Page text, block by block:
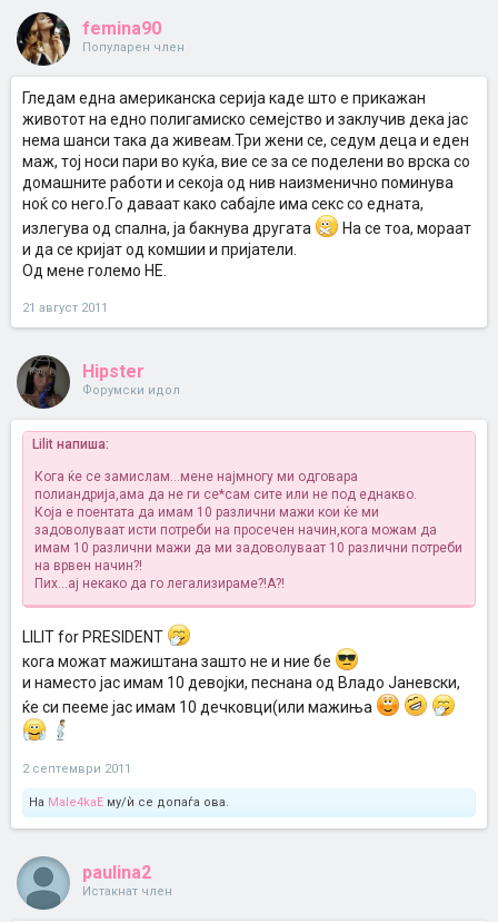
femina90
Популарен член
Гледам една американска серија каде што е прикажан
животот на едно полигамиско семејство и заклучив дека јас
нема шанси така да живеам.Три жени се, седум деца и еден
маж, тој носи пари во куќа, вие се за се поделени во врска со
домашните работи и секоја од нив наизменично поминува
ноќ со него.Го даваат како сабајле има секс со едната,
излегува од спална, ја бакнува другата
На се тоа, мораат
и да се кријат од комшии и пријатели.
Од мене големо НЕ.
21 август 2011
Hipster
Форумски идол
Lilit напиша:
Кога ќе се замислам...мене најмногу ми одговара
полиандрија,ама да не ги се*сам сите или не под еднакво.
Која е поентата да имам 10 различни мажи кои ќе ми
задоволуваат исти потреби на просечен начин,кога можам да
имам 10 различни мажи да ми задоволуваат 10 различни потреби
на врвен начин?!
Пих...ај некако да го легализираме?!А?!
LILIT for PRESIDENT
кога можат мажиштана зашто не и ние бе
и наместо јас имам 10 девојки, песнана од Владо Јаневски,
ќе си пееме јас имам 10 дечковци(или мажиња
2 септември 2011
На Male4kaE му/ѝ се допаѓа ова.
paulina2
Истакнат член